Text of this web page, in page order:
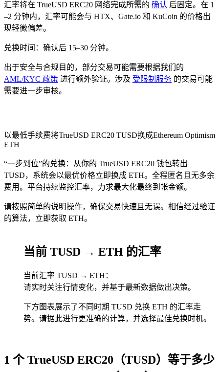
汇率将在 TrueUSD ERC20 网络完成所需的 确认 后固定。在 1
–2 分钟内，汇率可能会与 HTX、Gate.io 和 KuCoin 的价格出
现轻微偏差。
兑换时间：确认后 15–30 分钟。
出于安全与合规目的，部分交易可能需要根据我们的
AML/KYC 政策 进行额外验证。涉及 受限制服务 的交易可能
需要进一步审核。
以最低手续费将TrueUSD ERC20 TUSD换成Ethereum Optimism
ETH
“一步到位”的兑换：从你的 TrueUSD ERC20 钱包转出
TUSD，系统会以最优价格立即换成 ETH。全程匿名且无多余
费用。平台持续监控汇率，力求最大化最终到帐金额。
请按照简单的说明操作，确保交易快速且无误。相信经过验证
的算法，立即获取 ETH。
当前 TUSD → ETH 的汇率
当前汇率 TUSD → ETH：
请实时关注行情变化，并基于最新数据做出决策。
下方图表展示了不同时期 TUSD 兑换 ETH 的汇率走
势。请据此进行更准确的计算，并选择最佳兑换时机。
1 个 TrueUSD ERC20（TUSD）等于多少